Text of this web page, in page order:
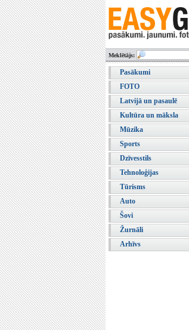
Meklētājs:
Pasākumi
FOTO
Latvijā un pasaulē
Kultūra un māksla
Mūzika
Sports
Dzīvesstils
Tehnoloģijas
Tūrisms
Auto
Šovi
Žurnāli
Arhīvs